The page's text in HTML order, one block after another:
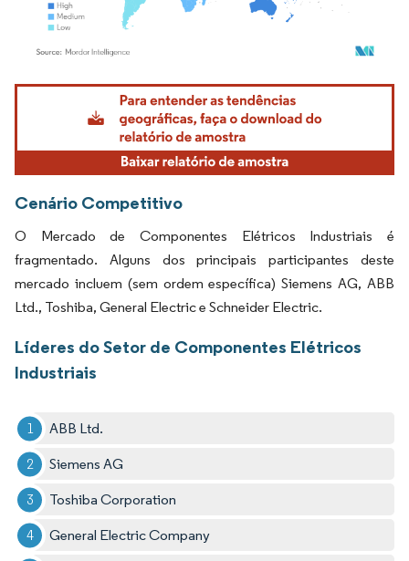
Imagem © Mordor Intelligence. O reuso requer atribuição conforme CC BY 4.0.
Cenário Competitivo
O Mercado de Componentes Elétricos Industriais é
fragmentado. Alguns dos principais participantes deste
mercado incluem (sem ordem específica) Siemens AG, ABB
Ltd., Toshiba, General Electric e Schneider Electric.
Líderes do Setor de Componentes Elétricos
Industriais
ABB Ltd.
Siemens AG
Toshiba Corporation
General Electric Company